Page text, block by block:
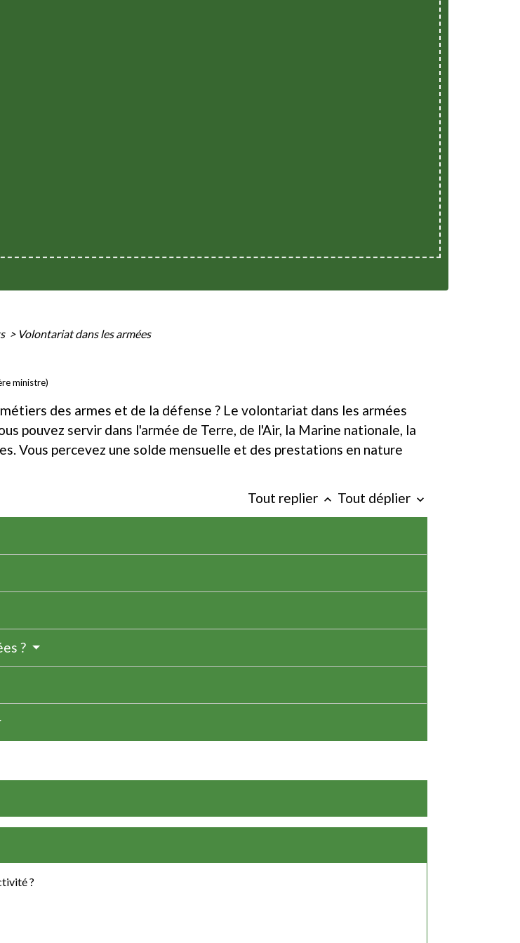
> Volontariat dans les armées
ministre)
des armes et de la défense ? Le volontariat dans les armées
pouvez servir dans l'armée de Terre, de l'Air, la Marine nationale, la
Vous percevez une solde mensuelle et des prestations en nature
Tout replier keyboard_arrow_up Tout déplier keyboard_arrow_down
?
?